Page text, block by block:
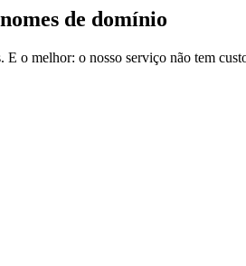
de domínio
o melhor: o nosso serviço não tem